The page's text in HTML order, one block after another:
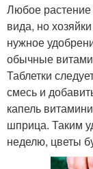
Любое растение
вида, но
нужное
обычные
Таблетки
смесь и
капель
шприца. Таким
неделю, цветы